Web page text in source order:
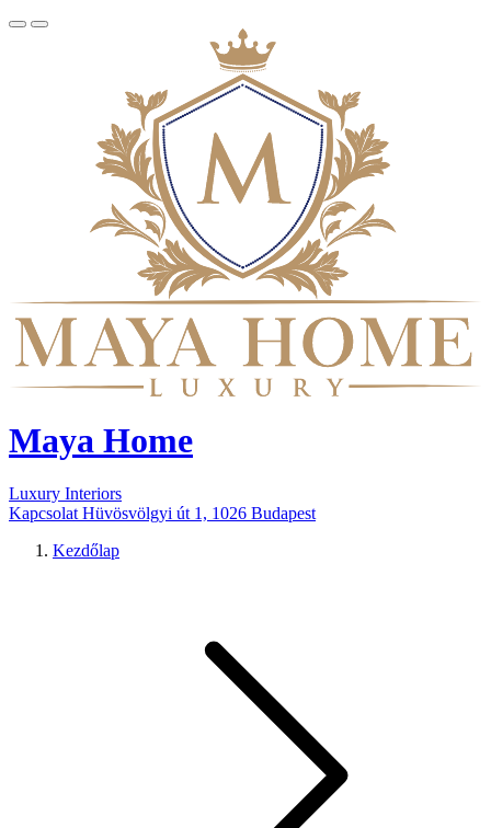
Maya Home
Luxury Interiors
Kapcsolat Hüvösvölgyi út 1, 1026 Budapest
Kezdőlap